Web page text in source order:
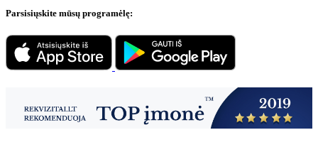
Parsisiųskite mūsų programėlę: